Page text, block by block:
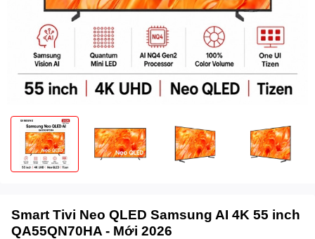
Smart Tivi Neo QLED Samsung AI 4K 55 inch
QA55QN70HA - Mới 2026